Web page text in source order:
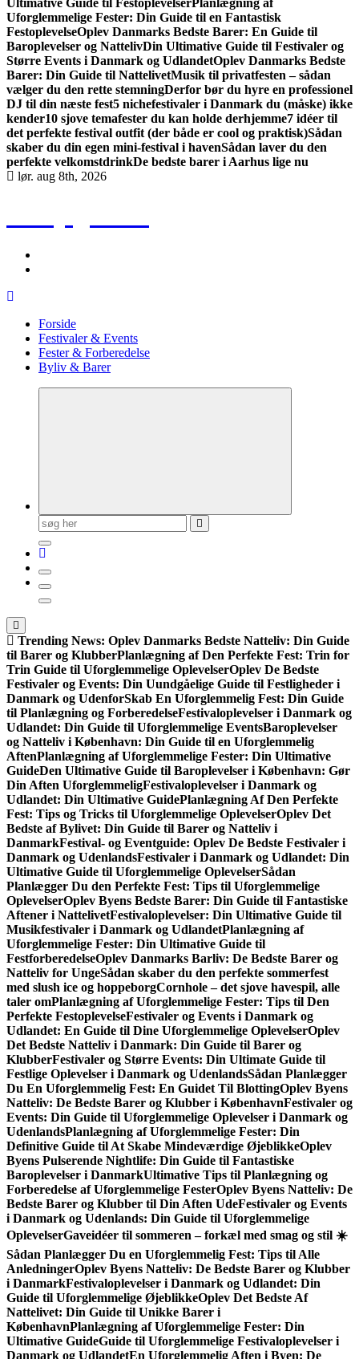
Ultimative Guide til FestoplevelserPlanlægning af
Uforglemmelige Fester: Din Guide til en Fantastisk
FestoplevelseOplev Danmarks Bedste Barer: En Guide til
Baroplevelser og NattelivDin Ultimative Guide til Festivaler og
Større Events i Danmark og UdlandetOplev Danmarks Bedste
Barer: Din Guide til NattelivetMusik til privatfesten – sådan
vælger du den rette stemningDerfor bør du hyre en professionel
DJ til din næste fest5 nichefestivaler i Danmark du (måske) ikke
kender10 sjove temafester du kan holde derhjemme7 idéer til
det perfekte festival outfit (der både er cool og praktisk)Sådan
skaber du din egen mini-festival i havenSådan laver du den
perfekte velkomstdrinkDe bedste barer i Aarhus lige nu
lør. aug 8th, 2026
Forside
Festivaler & Events
Fester & Forberedelse
Byliv & Barer
Søg
efter:
Trending News: Oplev Danmarks Bedste Natteliv: Din Guide
til Barer og KlubberPlanlægning af Den Perfekte Fest: Trin for
Trin Guide til Uforglemmelige OplevelserOplev De Bedste
Festivaler og Events: Din Uundgåelige Guide til Festligheder i
Danmark og UdenforSkab En Uforglemmelig Fest: Din Guide
til Planlægning og ForberedelseFestivaloplevelser i Danmark og
Udlandet: Din Guide til Uforglemmelige EventsBaroplevelser
og Natteliv i København: Din Guide til en Uforglemmelig
AftenPlanlægning af Uforglemmelige Fester: Din Ultimative
GuideDen Ultimative Guide til Baroplevelser i København: Gør
Din Aften UforglemmeligFestivaloplevelser i Danmark og
Udlandet: Din Ultimative GuidePlanlægning Af Den Perfekte
Fest: Tips og Tricks til Uforglemmelige OplevelserOplev Det
Bedste af Bylivet: Din Guide til Barer og Natteliv i
DanmarkFestival- og Eventguide: Oplev De Bedste Festivaler i
Danmark og UdenlandsFestivaler i Danmark og Udlandet: Din
Ultimative Guide til Uforglemmelige OplevelserSådan
Planlægger Du den Perfekte Fest: Tips til Uforglemmelige
OplevelserOplev Byens Bedste Barer: Din Guide til Fantastiske
Aftener i NattelivetFestivaloplevelser: Din Ultimative Guide til
Musikfestivaler i Danmark og UdlandetPlanlægning af
Uforglemmelige Fester: Din Ultimative Guide til
FestforberedelseOplev Danmarks Barliv: De Bedste Barer og
Natteliv for UngeSådan skaber du den perfekte sommerfest
med slush ice og hoppeborgCornhole – det sjove havespil, alle
taler omPlanlægning af Uforglemmelige Fester: Tips til Den
Perfekte FestoplevelseFestivaler og Events i Danmark og
Udlandet: En Guide til Dine Uforglemmelige OplevelserOplev
Det Bedste Natteliv i Danmark: Din Guide til Barer og
KlubberFestivaler og Større Events: Din Ultimate Guide til
Festlige Oplevelser i Danmark og UdenlandsSådan Planlægger
Du En Uforglemmelig Fest: En Guidet Til BlottingOplev Byens
Natteliv: De Bedste Barer og Klubber i KøbenhavnFestivaler og
Events: Din Guide til Uforglemmelige Oplevelser i Danmark og
UdenlandsPlanlægning af Uforglemmelige Fester: Din
Definitive Guide til At Skabe Mindeværdige ØjeblikkeOplev
Byens Pulserende Nightlife: Din Guide til Fantastiske
Baroplevelser i DanmarkUltimative Tips til Planlægning og
Forberedelse af Uforglemmelige FesterOplev Byens Natteliv: De
Bedste Barer og Klubber til Din Aften UdeFestivaler og Events
i Danmark og Udenlands: Din Guide til Uforglemmelige
OplevelserGaveidéer til sommeren – forkæl med smag og stil ☀️
Sådan Planlægger Du en Uforglemmelig Fest: Tips til Alle
AnledningerOplev Byens Natteliv: De Bedste Barer og Klubber
i DanmarkFestivaloplevelser i Danmark og Udlandet: Din
Guide til Uforglemmelige ØjeblikkeOplev Det Bedste Af
Nattelivet: Din Guide til Unikke Barer i
KøbenhavnPlanlægning af Uforglemmelige Fester: Din
Ultimative GuideGuide til Uforglemmelige Festivaloplevelser i
Danmark og UdlandetEn Uforglemmelig Aften i Byen: De